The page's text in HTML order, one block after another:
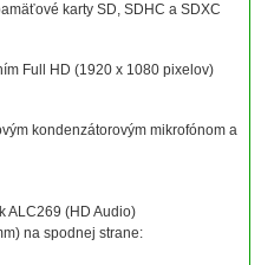
karty SD, SDHC a SDXC
Full HD (1920 x 1080 pixelov)
kondenzátorovým mikrofónom a
ALC269 (HD Audio)
na spodnej strane: